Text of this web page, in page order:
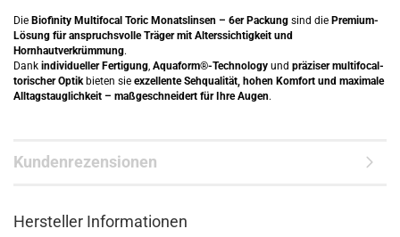
Die Biofinity Multifocal Toric Monatslinsen – 6er Packung sind die Premium-
Lösung für anspruchsvolle Träger mit Alterssichtigkeit und
Hornhautverkrümmung.
Dank individueller Fertigung, Aquaform®-Technology und präziser multifocal-
torischer Optikbieten sie exzellente Sehqualität, hohen Komfort und maximale
Alltagstauglichkeit – maßgeschneidert für Ihre Augen.
Kundenrezensionen
Hersteller Informationen